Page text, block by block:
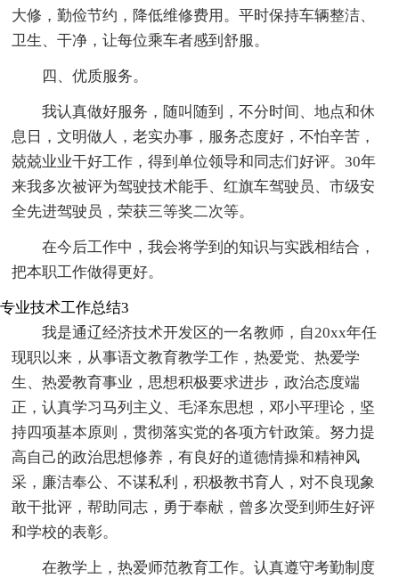
大修，勤俭节约，降低维修费用。平时保持车辆整洁、
卫生、干净，让每位乘车者感到舒服。
四、优质服务。
我认真做好服务，随叫随到，不分时间、地点和休
息日，文明做人，老实办事，服务态度好，不怕辛苦，
兢兢业业干好工作，得到单位领导和同志们好评。30年
来我多次被评为驾驶技术能手、红旗车驾驶员、市级安
全先进驾驶员，荣获三等奖二次等。
在今后工作中，我会将学到的知识与实践相结合，
把本职工作做得更好。
专业技术工作总结3
我是通辽经济技术开发区的一名教师，自20xx年任
现职以来，从事语文教育教学工作，热爱党、热爱学
生、热爱教育事业，思想积极要求进步，政治态度端
正，认真学习马列主义、毛泽东思想，邓小平理论，坚
持四项基本原则，贯彻落实党的各项方针政策。努力提
高自己的政治思想修养，有良好的道德情操和精神风
采，廉洁奉公、不谋私利，积极教书育人，对不良现象
敢干批评，帮助同志，勇于奉献，曾多次受到师生好评
和学校的表彰。
在教学上，热爱师范教育工作。认真遵守考勤制度